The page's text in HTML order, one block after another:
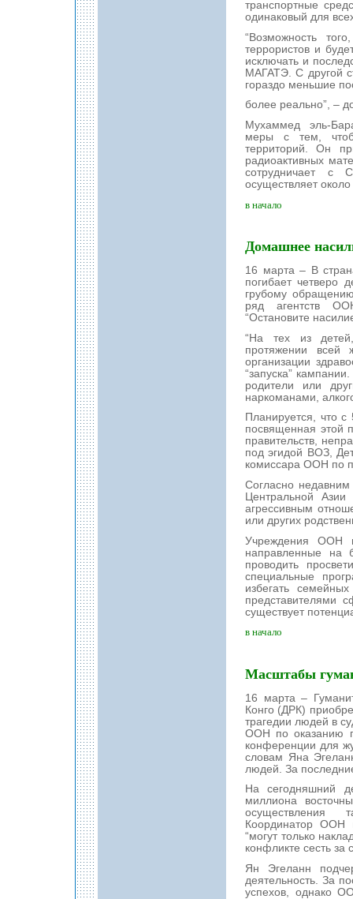
транспортные
одинаковый для
“Возможность
террористов и
исключать и
МАГАТЭ. С другой
гораздо меньшие
более реально”, –
Мухаммед эль-
меры с тем,
территорий. Он
радиоактивных
сотрудничает с
осуществляет
в начало
Домашнее
16 марта – В
погибает четверо
грубому
ряд агентств
“Остановите
“На тех из
протяжении всей
организации
“запуска”
родители или
наркоманами,
Планируется, что
посвященная этой
правительств,
под эгидой ВОЗ,
комиссара ООН по
Согласно
Центральной
агрессивным
или других
Учреждения ООН
направленные на
проводить
специальные
избегать
представителями
существует
в начало
Масштабы
16 марта –
Конго (ДРК)
трагедии людей в
ООН по оказанию
конференции для
словам Яна
людей. За
На сегодняшний
миллиона
осуществления
Координатор ООН
“могут только
конфликте сесть за
Ян Эгеланн
деятельность. За
успехов, однако